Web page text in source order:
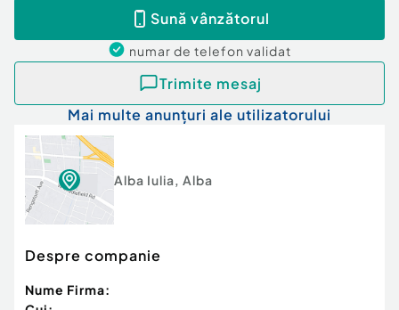
Sună vânzătorul
numar de telefon validat
Trimite mesaj
Mai multe anunțuri ale utilizatorului
Alba Iulia, Alba
Despre companie
Nume Firma: